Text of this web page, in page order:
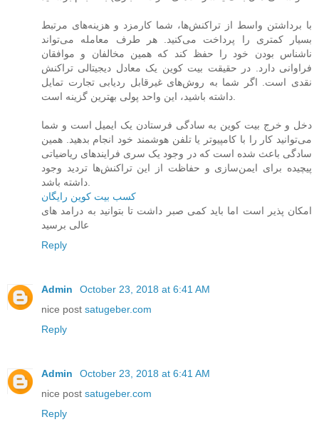
با برداشتن واسط از تراکنش‌ها، شما کارمزد و هزینه‌های مرتبط
بسیار کمتری را پرداخت می‌کنید. هر طرف معامله می‌تواند
ناشناس بودن خود را حفظ کند که همین مخالفان و موافقان
فراوانی دارد. در حقیقت بیت‌ کوین یک معادل دیجیتالی تراکنش
نقدی است. اگر شما به روش‌های غیرقابل ردیابی تجارت تمایل
دخل و خرج بیت‌ کوین به سادگی فرستادن یک ایمیل است و شما
می‌توانید کار را با کامپیوتر یا تلفن هوشمند خود انجام بدهید. همین
سادگی باعث شده است که در وجود یک سری فرایندهای ریاضیاتی
پیچیده برای ایمن‌سازی و حفاظت از این تراکنش‌ها تردید وجود
کسب بیت کوین رایگان
امکان پذیر است اما باید کمی صبر داشت تا بتوانید به درامد های
عالی برسید
Reply
Admin
October 23, 2018 at 6:41 AM
nice post satugeber.com
Reply
Admin
October 23, 2018 at 6:41 AM
nice post satugeber.com
Reply